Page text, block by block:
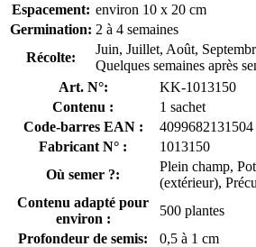
Espacement: environ 10 x 20 cm
Germination: 2 à 4 semaines
Récolte:
Juin, Juillet, Août,
Quelques semaines après
Art. N°:
KK-1013150
Contenu :
1 sachet
Code-barres EAN :
4099682131504
Fabricant N° :
1013150
Où semer ?:
Plein champ,
(extérieur),
Contenu adapté pour
environ :
500 plantes
Profondeur de semis:
0,5 à 1 cm